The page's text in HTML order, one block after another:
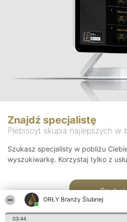
ORŁY Branży Ślubnej
03:44
Znajdź specjalistę
Plebiscyt skupia najlepszych w
Szukasz specjalisty w pobliżu
wyszukiwarkę. Korzystaj tylko z
Szukaj